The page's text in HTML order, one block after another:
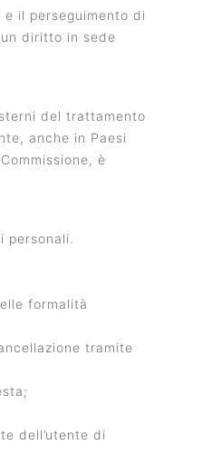
il perseguimento di
diritto in sede
del trattamento
anche in Paesi
è
personali.
formalità
tramite
dell’utente di